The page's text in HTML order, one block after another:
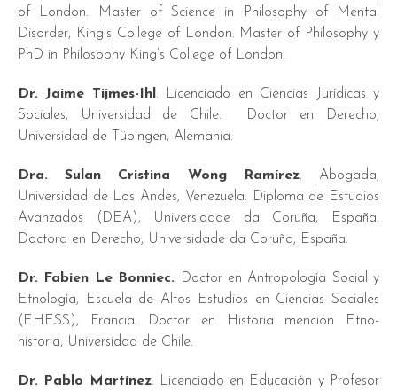
of London. Master of Science in Philosophy of Mental
Disorder, King’s College of London. Master of Philosophy y
PhD in Philosophy King’s College of London.
Dr. Jaime Tijmes-Ihl . Licenciado en Ciencias Jurídicas y
Sociales, Universidad de Chile. Doctor en Derecho,
Universidad de Tübingen, Alemania.
Dra. Sulan Cristina Wong Ramírez. Abogada,
Universidad de Los Andes, Venezuela. Diploma de Estudios
Avanzados (DEA), Universidade da Coruña, España.
Doctora en Derecho, Universidade da Coruña, España.
Dr. Fabien Le Bonniec. Doctor en Antropología Social y
Etnología, Escuela de Altos Estudios en Ciencias Sociales
(EHESS), Francia. Doctor en Historia mención Etno-
historia, Universidad de Chile.
Dr. Pablo Martínez. Licenciado en Educación y Profesor